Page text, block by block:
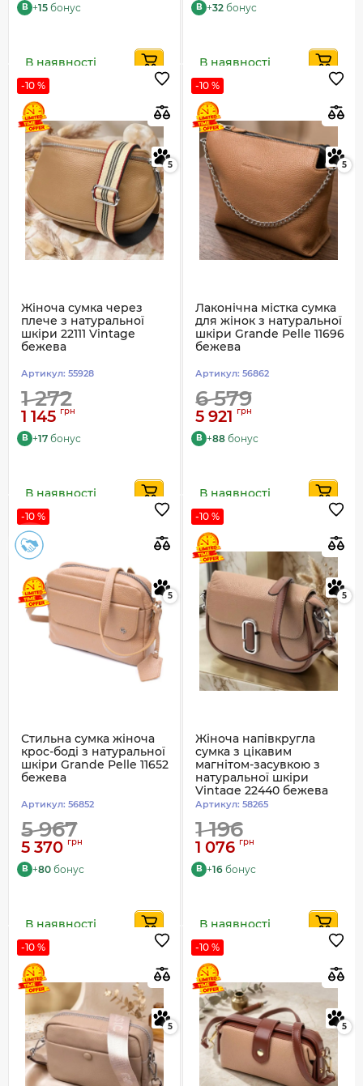
B +15 бонус
В наявності
B +32 бонус
В наявності
-10 %
5
Жіноча сумка через
плече з натуральної
шкіри 22111 Vintage
бежева
Артикул: 55928
1 272
1 145 грн
B +17 бонус
В наявності
-10 %
5
Лаконічна містка сумка
для жінок з натуральної
шкіри Grande Pelle 11696
бежева
Артикул: 56862
6 579
5 921 грн
B +88 бонус
В наявності
-10 %
5
Стильна сумка жіноча
крос-боді з натуральної
шкіри Grande Pelle 11652
бежева
Артикул: 56852
5 967
5 370 грн
B +80 бонус
В наявності
-10 %
5
Жіноча напівкругла
сумка з цікавим
магнітом-засувкою з
натуральної шкіри
Vintage 22440 бежева
Артикул: 58265
1 196
1 076 грн
B +16 бонус
В наявності
-10 %
5
-10 %
5